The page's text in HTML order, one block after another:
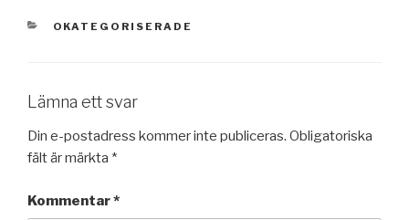
KATEGORIER
OKATEGORISERADE
Lämna ett svar
Din e-postadress kommer inte publiceras. Obligatoriska
fält är märkta *
Kommentar*